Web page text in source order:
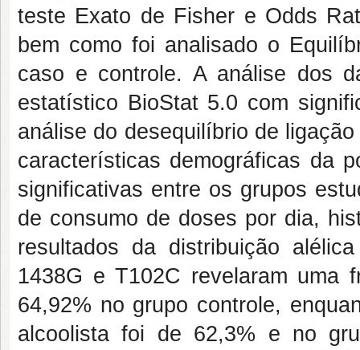
teste Exato de Fisher e Odds
bem como foi analisado o
caso e controle. A análise dos
estatístico BioStat 5.0 com
análise do desequilíbrio de
características demográficas da
significativas entre os grupos
de consumo de doses por dia,
resultados da distribuição
1438G e T102C revelaram uma
64,92% no grupo controle,
alcoolista foi de 62,3% e no